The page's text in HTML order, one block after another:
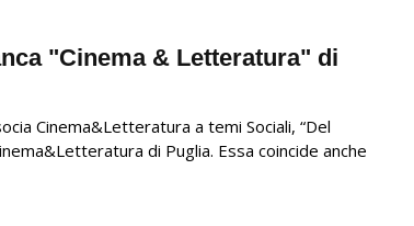
"Cinema & Letteratura" di
Cinema&Letteratura a temi Sociali, “Del
di Puglia. Essa coincide anche